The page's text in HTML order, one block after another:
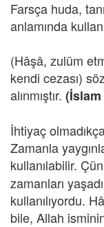
Farsça huda,
anlamında
(Hâşâ, zulüm
kendi cezası)
alınmıştır. (İslam
İhtiyaç
Zamanla
kullanılabilir.
zamanları
kullanılıyordu.
bile, Allah